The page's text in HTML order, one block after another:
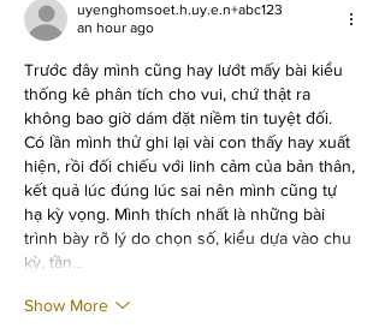
uyenghomsoet.h.uy.e.n+abc123
an hour ago
Trước đây mình cũng hay lướt mấy bài kiểu
thống kê phân tích cho vui, chứ thật ra
không bao giờ dám đặt niềm tin tuyệt đối.
Có lần mình thử ghi lại vài con thấy hay xuất
hiện, rồi đối chiếu với linh cảm của bản thân,
kết quả lúc đúng lúc sai nên mình cũng tự
hạ kỳ vọng. Mình thích nhất là những bài
trình bày rõ lý do chọn số, kiểu dựa vào chu
kỳ, tần…
Show More